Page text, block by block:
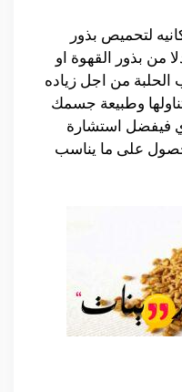
لتحميص بذور
من بذور القهوة او
الحلبة من اجل زياده
وطبيعة جسمك
فيفضل استشارة
على ما يناسب